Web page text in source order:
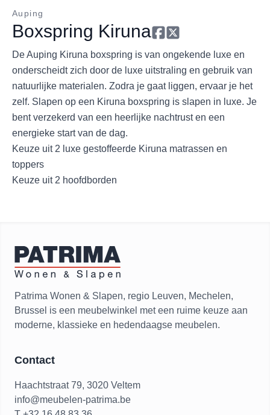
Auping
Boxspring Kiruna
De Auping Kiruna boxspring is van ongekende luxe en
onderscheidt zich door de luxe uitstraling en gebruik van
natuurlijke materialen. Zodra je gaat liggen, ervaar je het
zelf. Slapen op een Kiruna boxspring is slapen in luxe. Je
bent verzekerd van een heerlijke nachtrust en een
energieke start van de dag.
Keuze uit 2 luxe gestoffeerde Kiruna matrassen en
toppers
Keuze uit 2 hoofdborden
Patrima Wonen & Slapen, regio Leuven, Mechelen,
Brussel is een meubelwinkel met een ruime keuze aan
moderne, klassieke en hedendaagse meubelen.
Contact
Haachtstraat 79, 3020 Veltem
info@meubelen-patrima.be